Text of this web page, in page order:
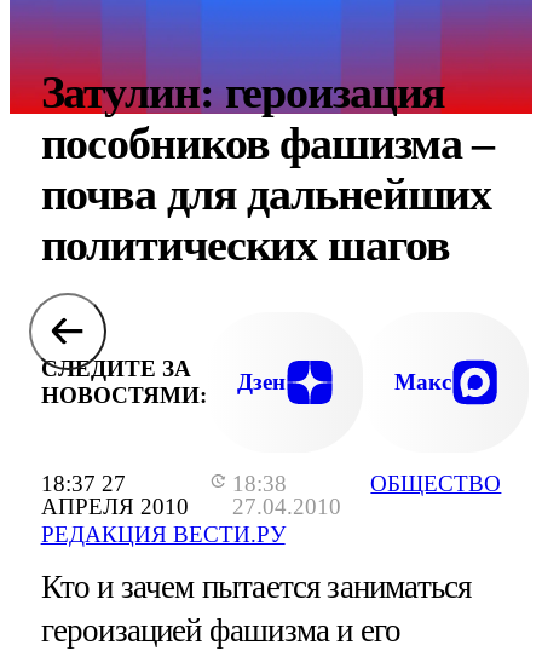
18:37 27
АПРЕЛЯ 2010
18:38
27.04.2010
РЕДАКЦИЯ ВЕСТИ.РУ
ОБЩЕСТВО
Затулин: героизация
пособников фашизма –
почва для дальнейших
политических шагов
СЛЕДИТЕ ЗА
НОВОСТЯМИ:
Дзен Макс
Кто и зачем пытается заниматься
героизацией фашизма и его